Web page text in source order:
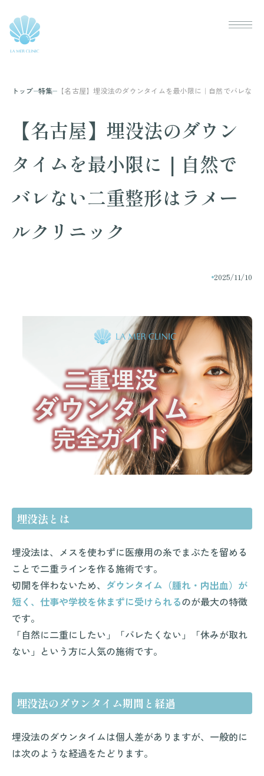
トップ 特集 【名古屋】埋没法のダウンタイムを最小限に｜自然でバレな
【名古屋】埋没法のダウン
タイムを最小限に｜自然で
バレない二重整形はラメー
ルクリニック
2025/11/10
埋没法とは
埋没法は、メスを使わずに医療用の糸でまぶたを留める
ことで二重ラインを作る施術です。
切開を伴わないため、 ダウンタイム（腫れ・内出血）が
短く、仕事や学校を休まずに受けられるのが最大の特徴
です。
「自然に二重にしたい」「バレたくない」「休みが取れ
ない」という方に人気の施術です。
埋没法のダウンタイム期間と経過
埋没法のダウンタイムは個人差がありますが、一般的に
は次のような経過をたどります。